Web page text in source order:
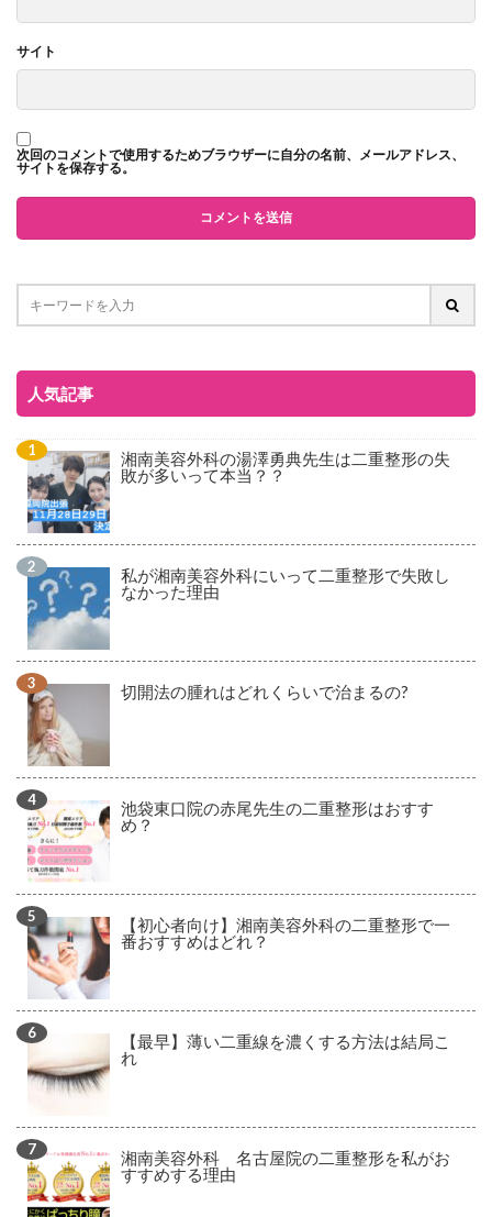
サイト
次回のコメントで使用するためブラウザーに自分の名前、メールアドレス、
サイトを保存する。
人気記事
湘南美容外科の湯澤勇典先生は二重整形の失
敗が多いって本当？？
私が湘南美容外科にいって二重整形で失敗し
なかった理由
切開法の腫れはどれくらいで治まるの?
池袋東口院の赤尾先生の二重整形はおすす
め？
【初心者向け】湘南美容外科の二重整形で一
番おすすめはどれ？
【最早】薄い二重線を濃くする方法は結局こ
れ
湘南美容外科 名古屋院の二重整形を私がお
すすめする理由